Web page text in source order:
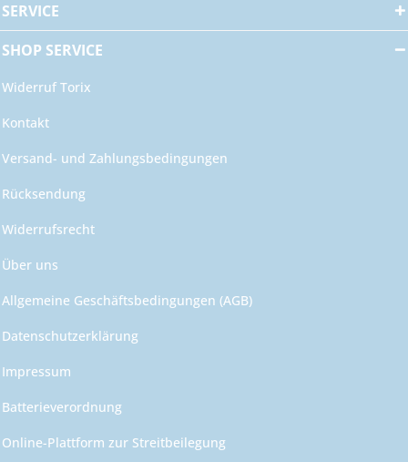
SERVICE
SHOP SERVICE
Widerruf Torix
Kontakt
Versand- und Zahlungsbedingungen
Rücksendung
Widerrufsrecht
Über uns
Allgemeine Geschäftsbedingungen (AGB)
Datenschutzerklärung
Impressum
Batterieverordnung
Online-Plattform zur Streitbeilegung